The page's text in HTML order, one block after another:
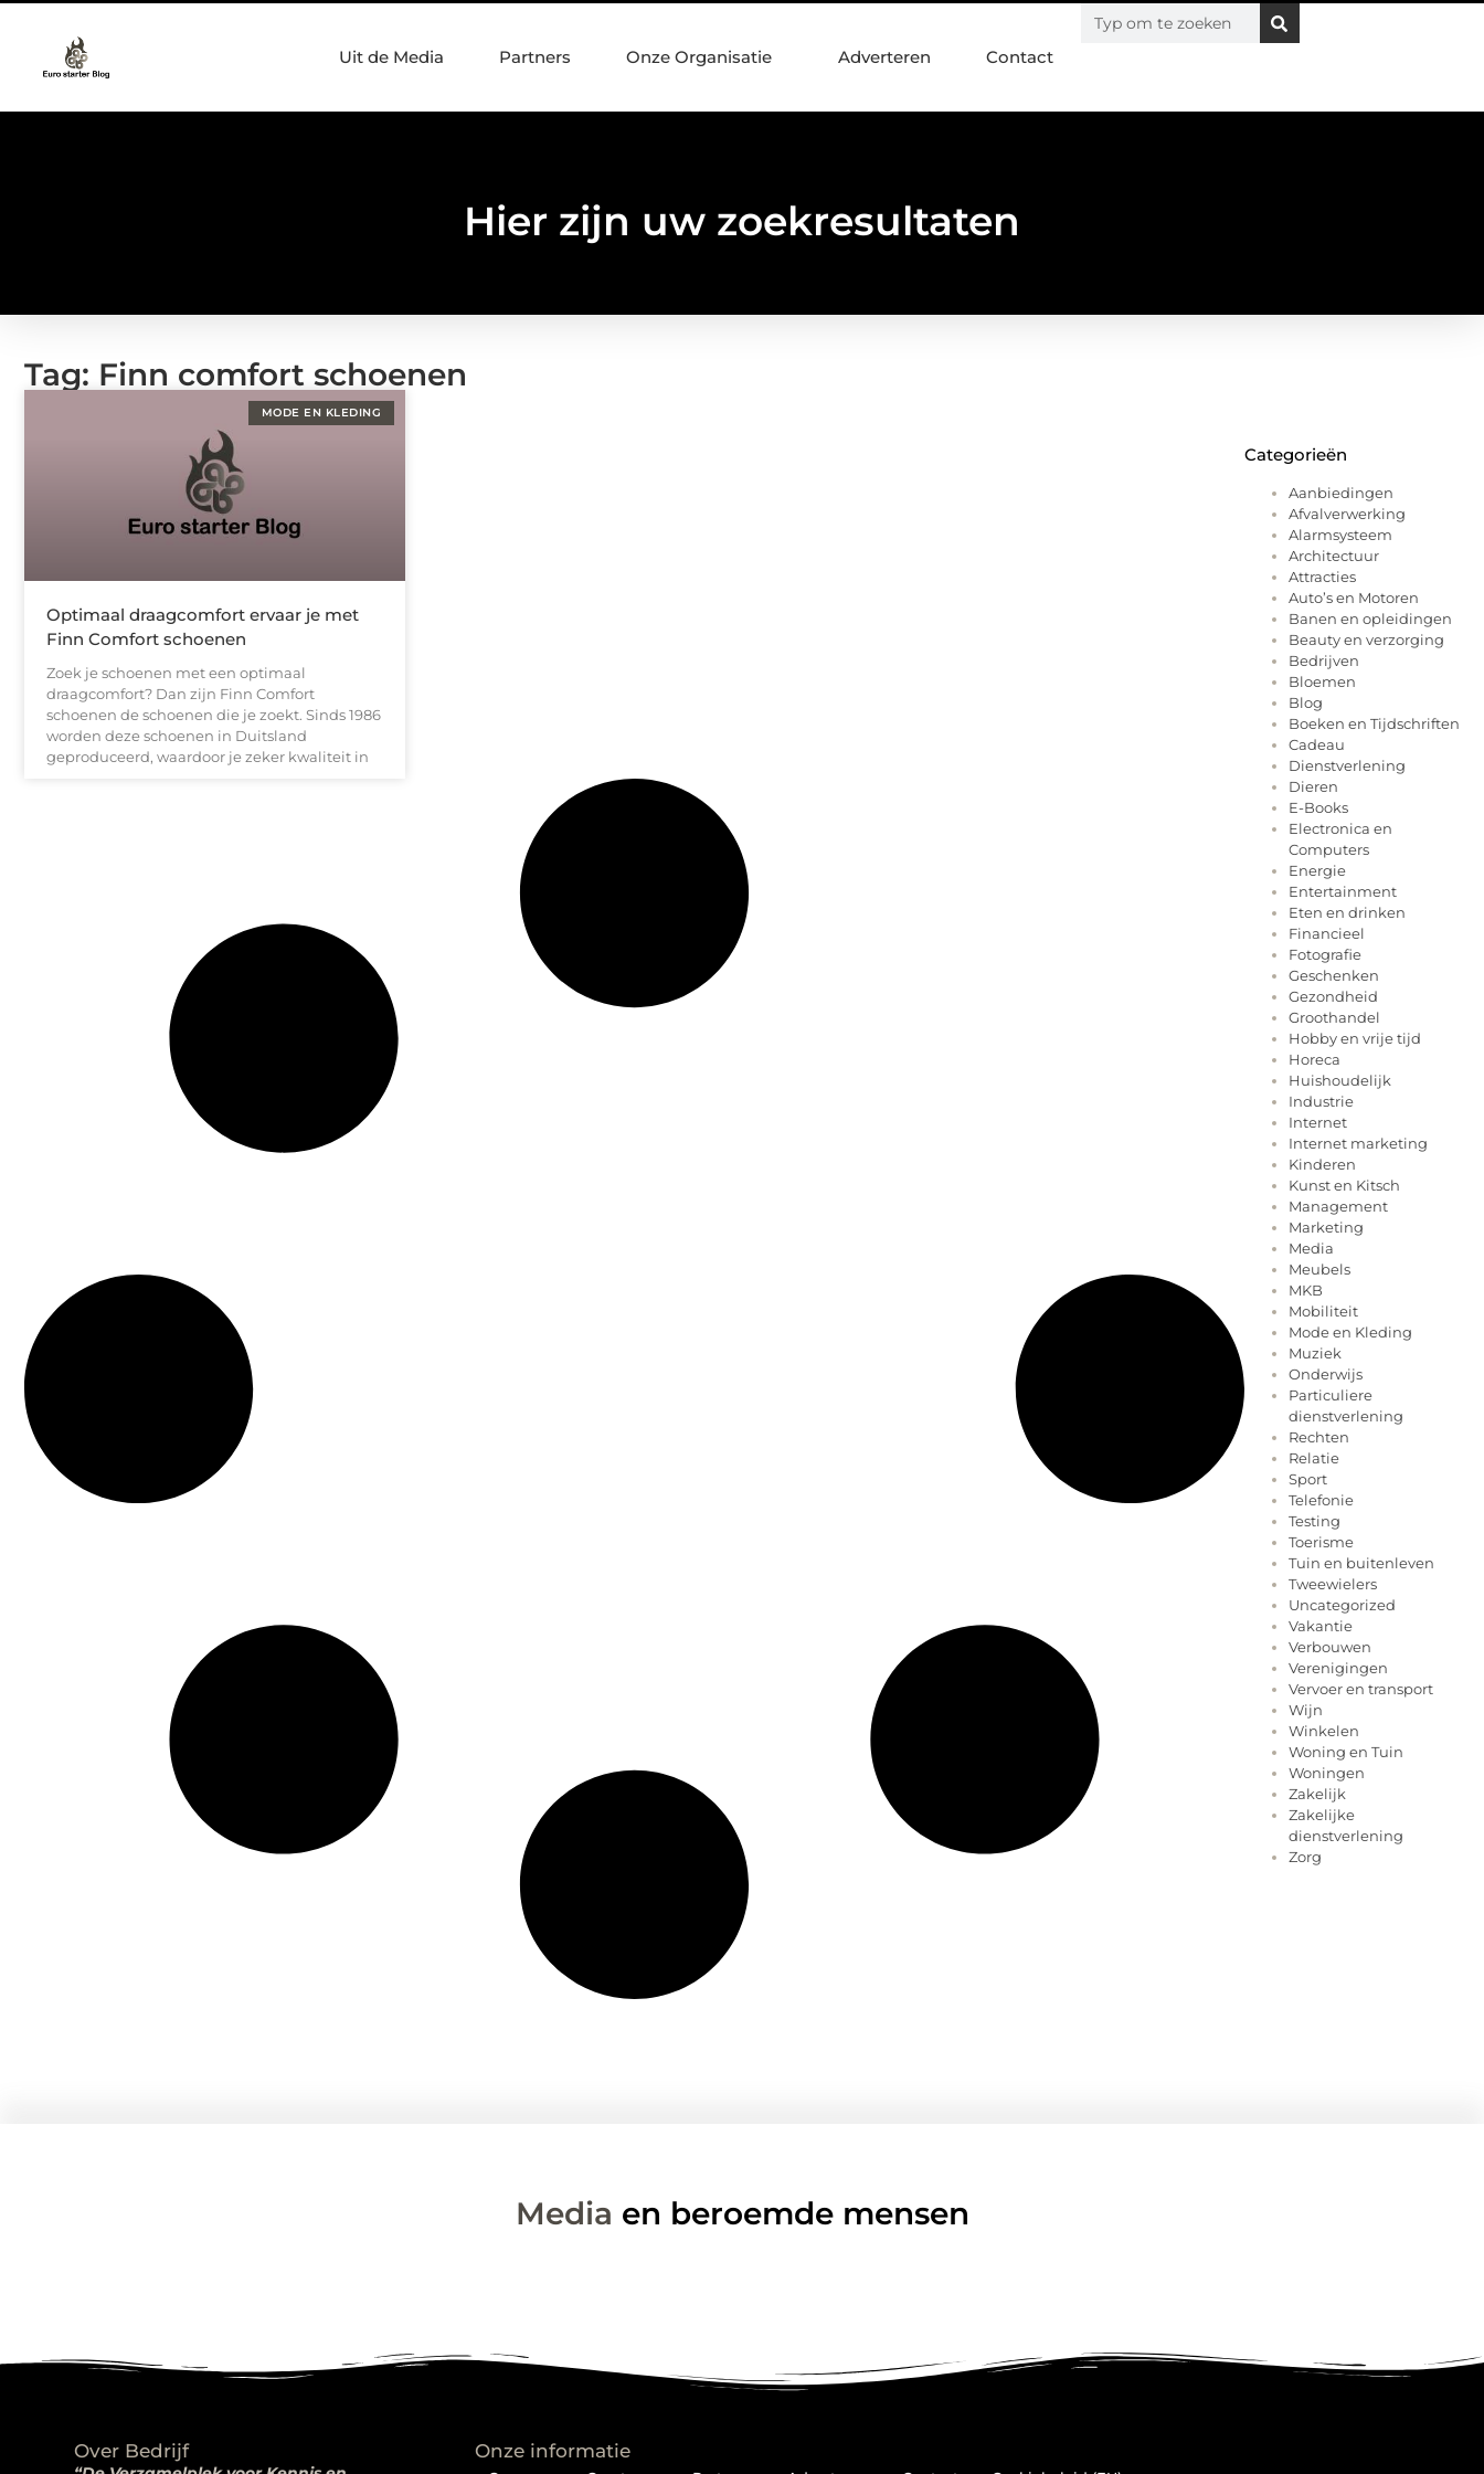
Uit de Media Partners Onze Organisatie Adverteren Contact
Hier zijn uw zoekresultaten
Tag: Finn comfort schoenen
MODE EN KLEDING
Optimaal draagcomfort ervaar je met
Finn Comfort schoenen
Zoek je schoenen met een optimaal
draagcomfort? Dan zijn Finn Comfort
schoenen de schoenen die je zoekt. Sinds 1986
worden deze schoenen in Duitsland
geproduceerd, waardoor je zeker kwaliteit in
Categorieën
Aanbiedingen
Afvalverwerking
Alarmsysteem
Architectuur
Attracties
Auto’s en Motoren
Banen en opleidingen
Beauty en verzorging
Bedrijven
Bloemen
Blog
Boeken en Tijdschriften
Cadeau
Dienstverlening
Dieren
E-Books
Electronica en
Computers
Energie
Entertainment
Eten en drinken
Financieel
Fotografie
Geschenken
Gezondheid
Groothandel
Hobby en vrije tijd
Horeca
Huishoudelijk
Industrie
Internet
Internet marketing
Kinderen
Kunst en Kitsch
Management
Marketing
Media
Meubels
MKB
Mobiliteit
Mode en Kleding
Muziek
Onderwijs
Particuliere
dienstverlening
Rechten
Relatie
Sport
Telefonie
Testing
Toerisme
Tuin en buitenleven
Tweewielers
Uncategorized
Vakantie
Verbouwen
Verenigingen
Vervoer en transport
Wijn
Winkelen
Woning en Tuin
Woningen
Zakelijk
Zakelijke
dienstverlening
Zorg
Media en beroemde mensen
Over Bedrijf Onze informatie